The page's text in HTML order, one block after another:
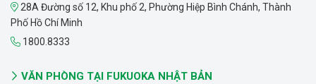
28A Đường số 12, Khu phố 2, Phường Hiệp Bình Chánh, Thành
Phố Hồ Chí Minh
1800.8333
VĂN PHÒNG TẠI FUKUOKA NHẬT BẢN